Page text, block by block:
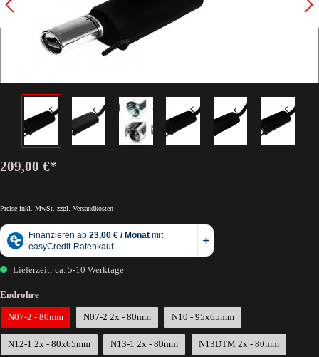
209,00 €*
Preise inkl. MwSt. zzgl. Versandkosten
Lieferzeit: ca. 5-10 Werktage
Endrohre
N07-2 - 80mm N07-2 2x - 80mm N10 - 95x65mm
N12-1 2x - 80x65mm N13-1 2x - 80mm N13DTM 2x - 80mm